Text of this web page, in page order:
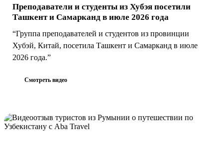
Преподаватели и студенты из Хубэя посетили
Ташкент и Самарканд в июле 2026 года
“Группа преподавателей и студентов из провинции
Хубэй, Китай, посетила Ташкент и Самарканд в июле
2026 года.”
Смотреть видео